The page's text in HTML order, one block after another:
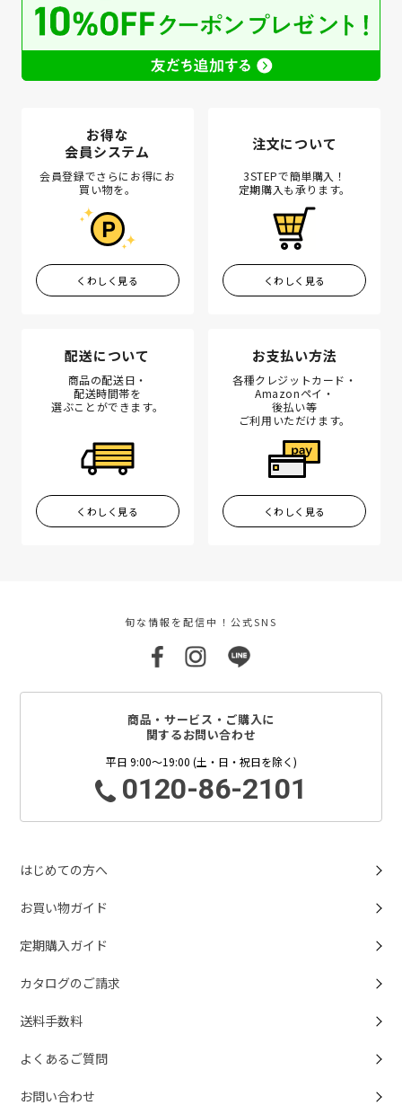
お得な
会員システム
会員登録でさらにお得にお
買い物を。
くわしく見る
注文について
3STEPで簡単購入！
定期購入も承ります。
くわしく見る
配送について
商品の配送日・
配送時間帯を
選ぶことができます。
くわしく見る
お支払い方法
各種クレジットカード・
Amazonペイ・
後払い等
ご利用いただけます。
くわしく見る
旬な情報を配信中！公式SNS
商品・サービス・ご購入に
関するお問い合わせ
平日 9:00～19:00 (土・日・祝日を除く)
0120-86-2101
はじめての方へ
お買い物ガイド
定期購入ガイド
カタログのご請求
送料手数料
よくあるご質問
お問い合わせ